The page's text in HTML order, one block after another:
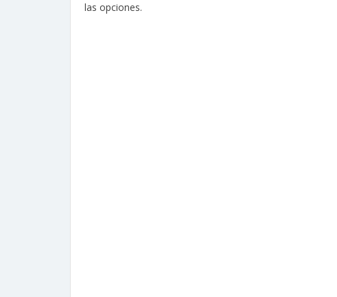
las opciones.